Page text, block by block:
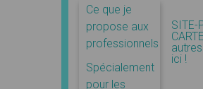
Ce que je
propose aux
professionnels
Spécialement
pour les
SITE-
ici !